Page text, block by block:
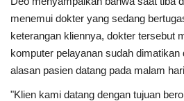
menemui dokter yang sedang
keterangan kliennya, dokter tersebut
komputer pelayanan sudah
alasan pasien datang pada malam
"Klien kami datang dengan tujuan